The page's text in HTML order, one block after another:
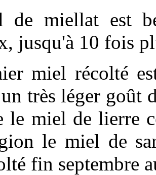
de miellat est
jusqu'à 10 fois
miel récolté
très léger goût
le miel de lierre
le miel de
fin septembre